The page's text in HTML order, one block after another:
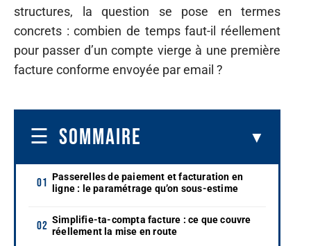
structures, la question se pose en termes
concrets : combien de temps faut-il réellement
pour passer d’un compte vierge à une première
facture conforme envoyée par email ?
SOMMAIRE
Passerelles de paiement et facturation en
ligne : le paramétrage qu’on sous-estime
Simplifie-ta-compta facture : ce que couvre
réellement la mise en route